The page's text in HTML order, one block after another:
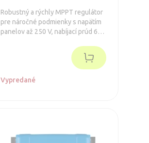
Robustný a rýchly MPPT regulátor
pre náročné podmienky s napätím
panelov až 250 V, nabíjací prúd 60
860/1720/3440Wp. Integrovaný
Bluetooth a konektor pre zásuvný
Vypredané